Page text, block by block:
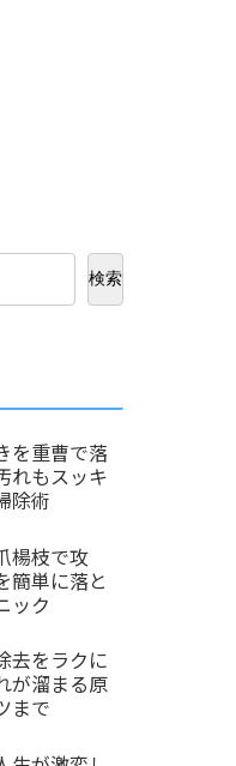
検索
を重曹で落
れもスッキ
除術
楊枝で攻
簡単に落と
ック
去をラクに
が溜まる原
まで